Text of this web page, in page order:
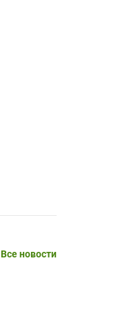
Все новости